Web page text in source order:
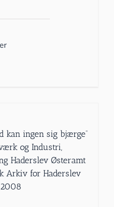
kan ingen sig bjærge”
og Industri,
Haderslev Østeramt
Arkiv for Haderslev